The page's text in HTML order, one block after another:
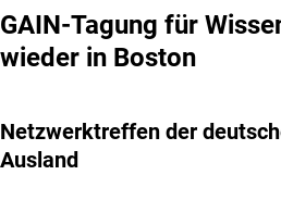
GAIN-Tagung für
wieder in Boston
Netzwerktreffen der
Ausland